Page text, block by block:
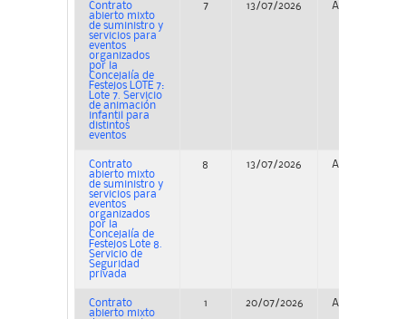
Contrato
abierto mixto
de suministro y
servicios para
eventos
organizados
por la
Concejalía de
Festejos LOTE 7:
Lote 7. Servicio
de animación
infantil para
distintos
eventos
7 13/07/2026 Adjudicación
Contrato
abierto mixto
de suministro y
servicios para
eventos
organizados
por la
Concejalía de
Festejos Lote 8.
Servicio de
Seguridad
privada
8 13/07/2026 Adjudicación
Contrato
abierto mixto
1 20/07/2026 Adjudicación